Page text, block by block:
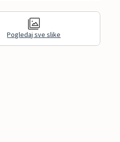
Pogledaj sve slike